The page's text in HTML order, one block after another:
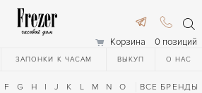
Корзина 0 позиций
ЗАПОНКИ К ЧАСАМ ВЫКУП О НАС
F G H I J K L M N O Q R S T
ВСЕ БРЕНДЫ